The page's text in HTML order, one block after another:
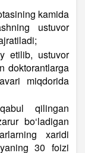
kamida
ustuvor
etilib, ustuvor
doktorantlarga
miqdorida
qilingan
bo‘ladigan
xaridi
30 foizi